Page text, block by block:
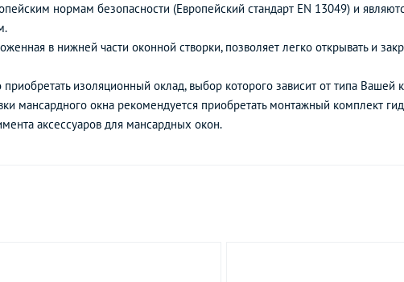
нормам безопасности (Европейский стандарт EN 13049) и
в нижней части оконной створки, позволяет легко открывать и
изоляционный оклад, выбор которого зависит от типа Вашей
мансардного окна рекомендуется приобретать монтажный комплект
аксессуаров для мансардных окон.